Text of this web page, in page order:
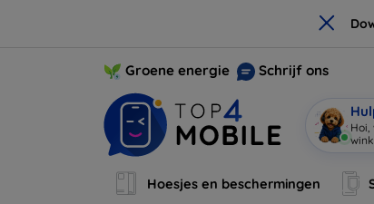
×
Groene energie Schrijf ons
Hoi,
Hoesjes en beschermingen